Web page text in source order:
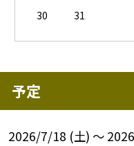
30
31
予定
2026/7/18 (土) ～